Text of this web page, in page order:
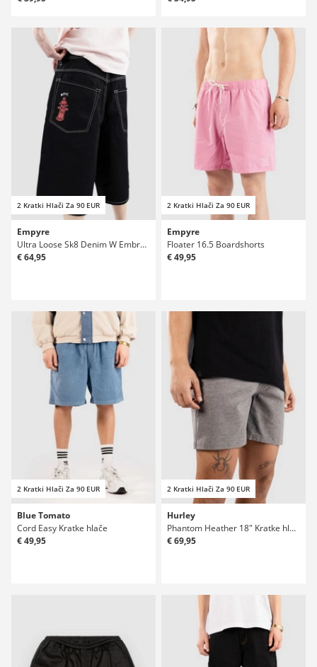
2 Kratki Hlači Za 90 EUR
Empyre
Ultra Loose Sk8 Denim W Embroidery Kratke hlače
€ 64,95
2 Kratki Hlači Za 90 EUR
Empyre
Floater 16.5 Boardshorts
€ 49,95
2 Kratki Hlači Za 90 EUR
Blue Tomato
Cord Easy Kratke hlače
€ 49,95
2 Kratki Hlači Za 90 EUR
Hurley
Phantom Heather 18" Kratke hlače
€ 69,95